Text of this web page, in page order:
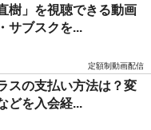
樹」を視聴できる動画
サブスクを...
定額制動画配信
スの支払い方法は？変
どを入会経...